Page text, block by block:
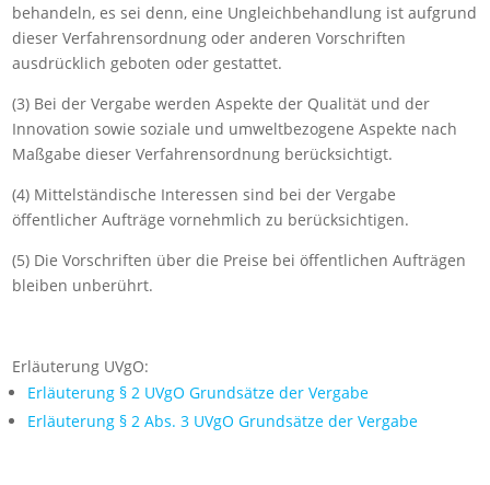
behandeln, es sei denn, eine Ungleichbehandlung ist aufgrund
dieser Verfahrensordnung oder anderen Vorschriften
ausdrücklich geboten oder gestattet.
(3) Bei der Vergabe werden Aspekte der Qualität und der
Innovation sowie soziale und umweltbezogene Aspekte nach
Maßgabe dieser Verfahrensordnung berücksichtigt.
(4) Mittelständische Interessen sind bei der Vergabe
öffentlicher Aufträge vornehmlich zu berücksichtigen.
(5) Die Vorschriften über die Preise bei öffentlichen Aufträgen
bleiben unberührt.
Erläuterung UVgO:
Erläuterung § 2 UVgO Grundsätze der Vergabe
Erläuterung § 2 Abs. 3 UVgO Grundsätze der Vergabe